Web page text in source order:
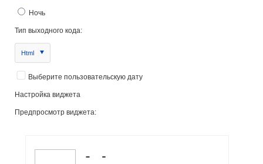
Ночь
Тип выходного кода:
Html
Выберите пользовательскую дату
Настройка виджета
Предпросмотр виджета: